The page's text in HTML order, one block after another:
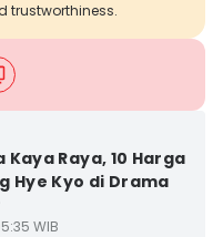
trustworthiness.
Raya, 10 Harga
Hye Kyo di Drama
WIB